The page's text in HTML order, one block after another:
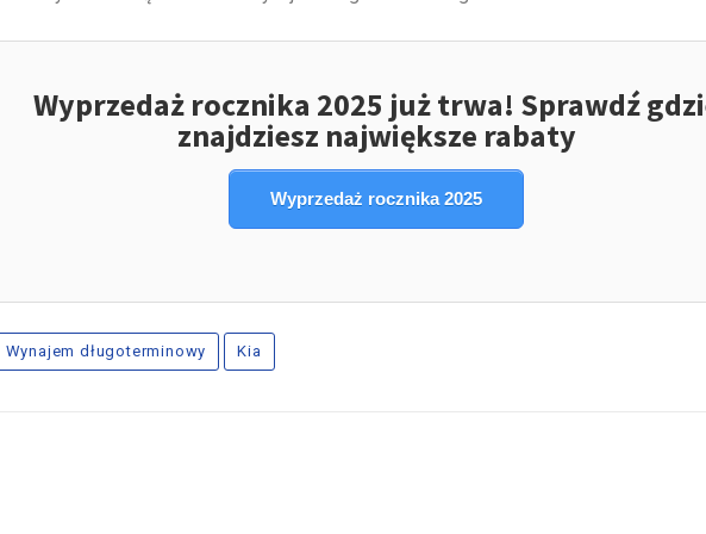
Wyprzedaż rocznika 2025 już trwa! Sprawdź
znajdziesz największe rabaty
Wyprzedaż rocznika 2025
Wynajem długoterminowy Kia